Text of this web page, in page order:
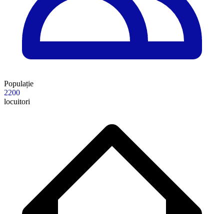
Populație
2200
locuitori